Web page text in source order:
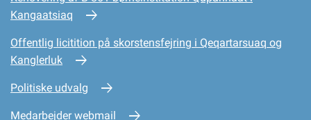
Kangaatsiaq
Offentlig licitition på skorstensfejring i Qeqartarsuaq og
Kanglerluk
Politiske udvalg
Medarbejder webmail